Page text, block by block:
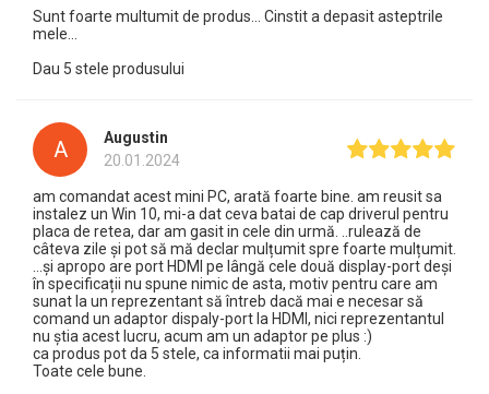
Sunt foarte multumit de produs... Cinstit a depasit asteptrile
mele...
Dau 5 stele produsului
A
Augustin
20.01.2024
am comandat acest mini PC, arată foarte bine. am reusit sa
instalez un Win 10, mi-a dat ceva batai de cap driverul pentru
placa de retea, dar am gasit in cele din urmă. ..rulează de
câteva zile și pot să mă declar mulțumit spre foarte mulțumit.
...și apropo are port HDMI pe lângă cele două display-port deși
în specificații nu spune nimic de asta, motiv pentru care am
sunat la un reprezentant să întreb dacă mai e necesar să
comand un adaptor dispaly-port la HDMI, nici reprezentantul
nu știa acest lucru, acum am un adaptor pe plus :)
ca produs pot da 5 stele, ca informatii mai puțin.
Toate cele bune.